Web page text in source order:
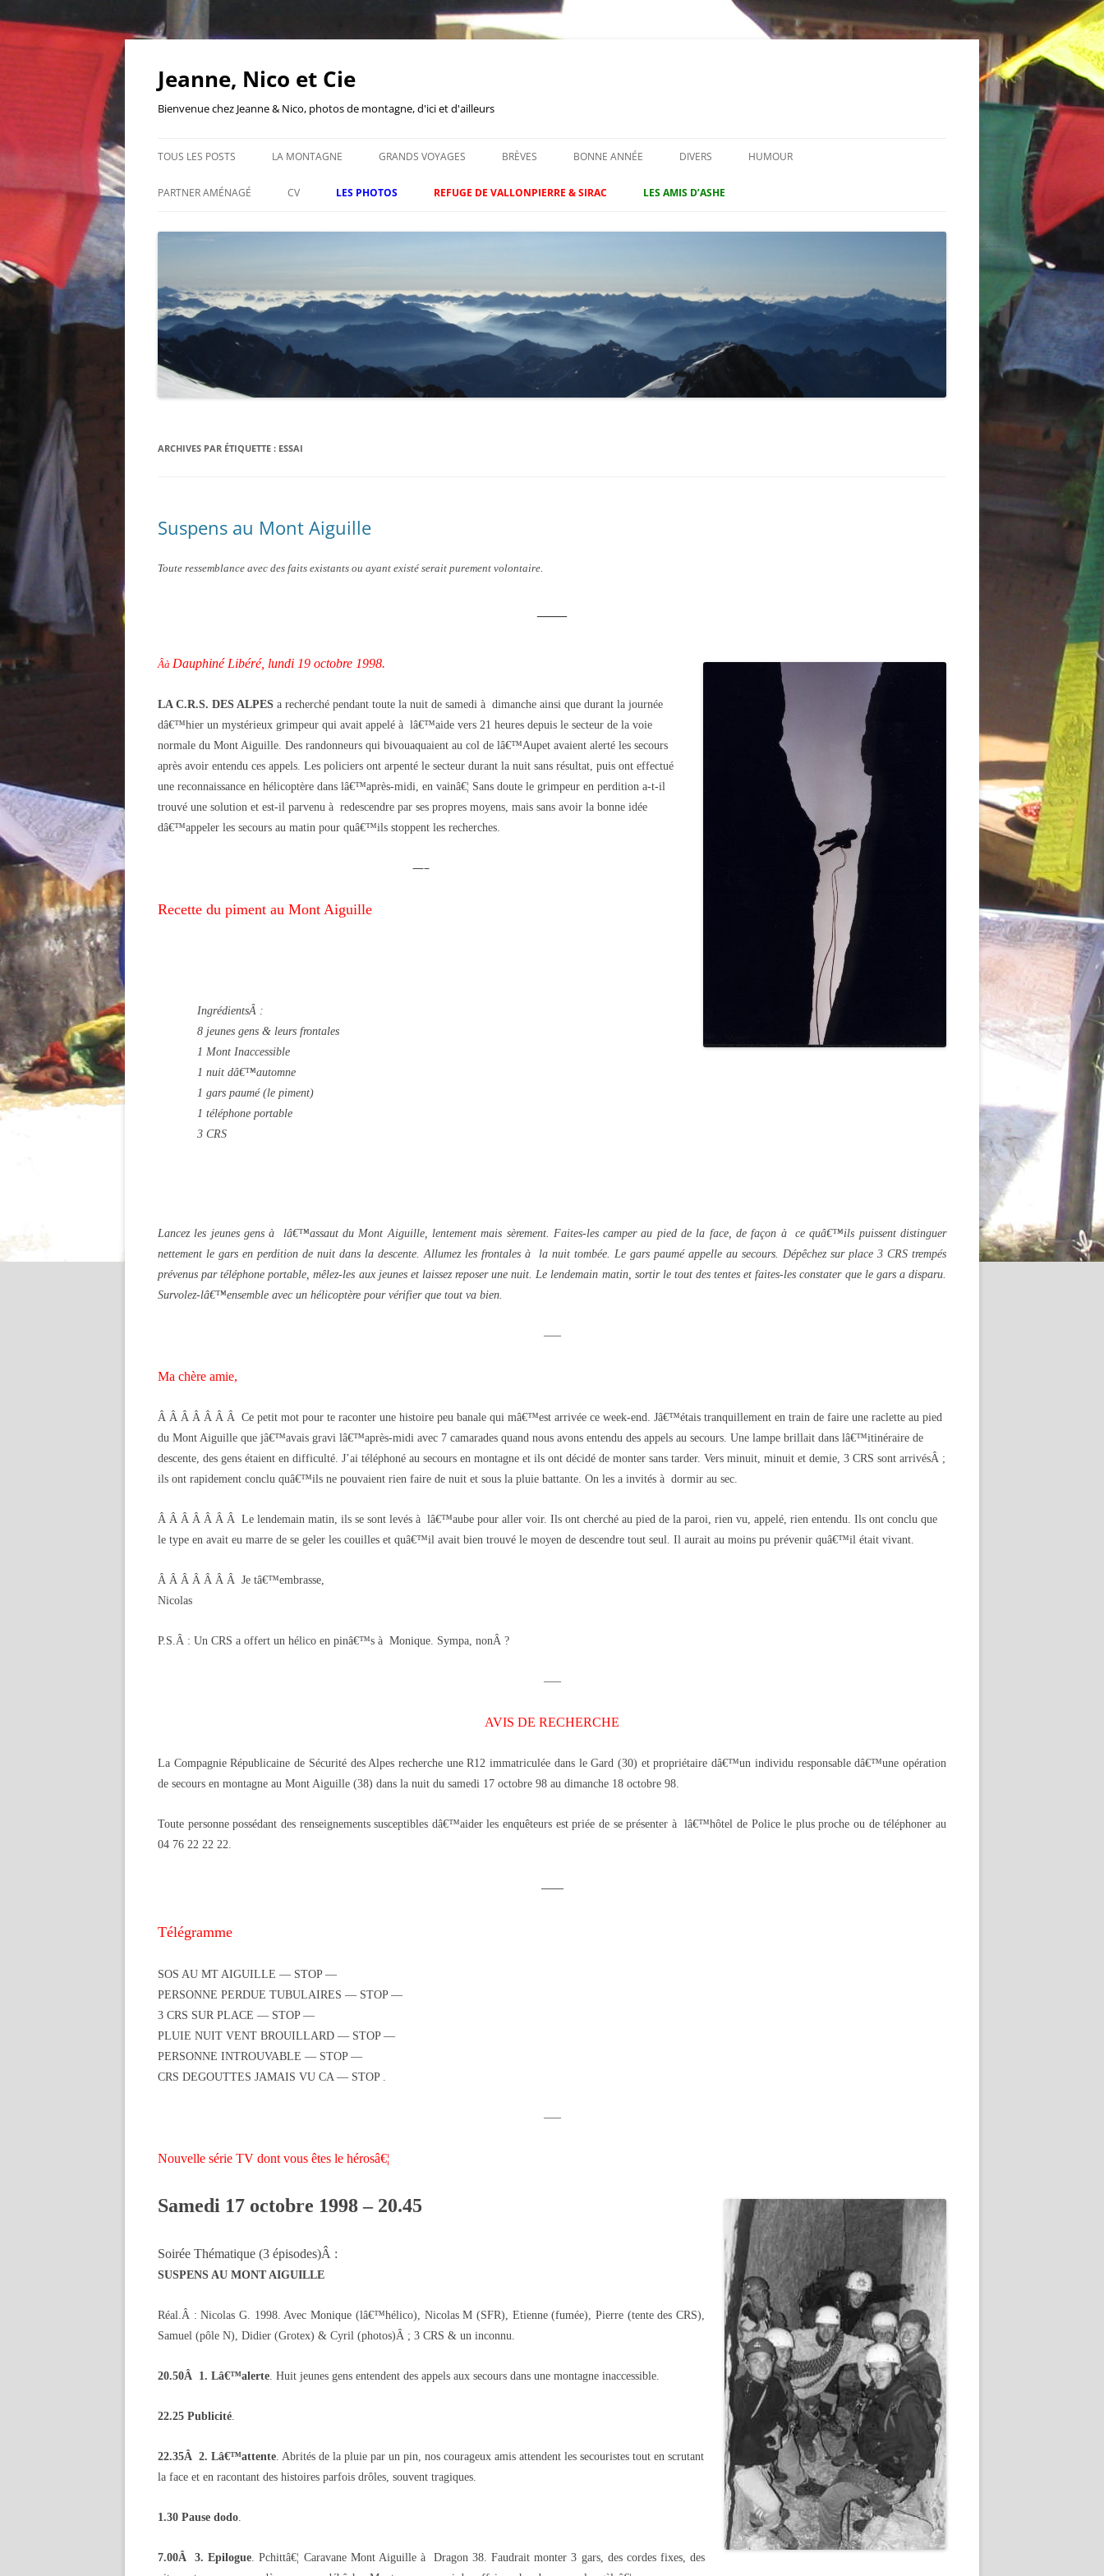
Aller
Jeanne, Nico et Cie
Bienvenue chez Jeanne & Nico, photos de montagne, d'ici et d'ailleurs
TOUS LES POSTS LA MONTAGNE GRANDS VOYAGES BRÈVES BONNE ANNÉE DIVERS HUMOUR
PARTNER AMÉNAGÉ CV LES PHOTOS REFUGE DE VALLONPIERRE & SIRAC LES AMIS D’ASHE
ARCHIVES PAR ÉTIQUETTE : ESSAI
Suspens au Mont Aiguille
Toute ressemblance avec des faits existants ou ayant existé serait purement volontaire.
—–
Âà Dauphiné Libéré, lundi 19 octobre 1998.
LA C.R.S. DES ALPES a recherché pendant toute la nuit de samedi à dimanche ainsi que durant la journée
dâ€™hier un mystérieux grimpeur qui avait appelé à lâ€™aide vers 21 heures depuis le secteur de la voie
normale du Mont Aiguille. Des randonneurs qui bivouaquaient au col de lâ€™Aupet avaient alerté les secours
après avoir entendu ces appels. Les policiers ont arpenté le secteur durant la nuit sans résultat, puis ont effectué
une reconnaissance en hélicoptère dans lâ€™après-midi, en vainâ€¦ Sans doute le grimpeur en perdition a-t-il
trouvé une solution et est-il parvenu à redescendre par ses propres moyens, mais sans avoir la bonne idée
dâ€™appeler les secours au matin pour quâ€™ils stoppent les recherches.
—–
Recette du piment au Mont Aiguille
IngrédientsÂ :
8 jeunes gens & leurs frontales
1 Mont Inaccessible
1 nuit dâ€™automne
1 gars paumé (le piment)
1 téléphone portable
3 CRS
Lancez les jeunes gens à lâ€™assaut du Mont Aiguille, lentement mais sèrement. Faites-les camper au pied de la face, de façon à ce quâ€™ils puissent distinguer
nettement le gars en perdition de nuit dans la descente. Allumez les frontales à la nuit tombée. Le gars paumé appelle au secours. Dépêchez sur place 3 CRS trempés
prévenus par téléphone portable, mêlez-les aux jeunes et laissez reposer une nuit. Le lendemain matin, sortir le tout des tentes et faites-les constater que le gars a disparu.
Survolez-lâ€™ensemble avec un hélicoptère pour vérifier que tout va bien.
—–
Ma chère amie,
Â Â Â Â Â Â Â Ce petit mot pour te raconter une histoire peu banale qui mâ€™est arrivée ce week-end. Jâ€™étais tranquillement en train de faire une raclette au pied
du Mont Aiguille que jâ€™avais gravi lâ€™après-midi avec 7 camarades quand nous avons entendu des appels au secours. Une lampe brillait dans lâ€™itinéraire de
descente, des gens étaient en difficulté. J’ai téléphoné au secours en montagne et ils ont décidé de monter sans tarder. Vers minuit, minuit et demie, 3 CRS sont arrivésÂ ;
ils ont rapidement conclu quâ€™ils ne pouvaient rien faire de nuit et sous la pluie battante. On les a invités à dormir au sec.
Â Â Â Â Â Â Â Le lendemain matin, ils se sont levés à lâ€™aube pour aller voir. Ils ont cherché au pied de la paroi, rien vu, appelé, rien entendu. Ils ont conclu que
le type en avait eu marre de se geler les couilles et quâ€™il avait bien trouvé le moyen de descendre tout seul. Il aurait au moins pu prévenir quâ€™il était vivant.
Â Â Â Â Â Â Â Je tâ€™embrasse,
Nicolas
P.S.Â : Un CRS a offert un hélico en pinâ€™s à Monique. Sympa, nonÂ ?
—–
AVIS DE RECHERCHE
La Compagnie Républicaine de Sécurité des Alpes recherche une R12 immatriculée dans le Gard (30) et propriétaire dâ€™un individu responsable dâ€™une opération
de secours en montagne au Mont Aiguille (38) dans la nuit du samedi 17 octobre 98 au dimanche 18 octobre 98.
Toute personne possédant des renseignements susceptibles dâ€™aider les enquêteurs est priée de se présenter à lâ€™hôtel de Police le plus proche ou de téléphoner au
04 76 22 22 22.
—–
Télégramme
SOS AU MT AIGUILLE — STOP —
PERSONNE PERDUE TUBULAIRES — STOP —
3 CRS SUR PLACE — STOP —
PLUIE NUIT VENT BROUILLARD — STOP —
PERSONNE INTROUVABLE — STOP —
CRS DEGOUTTES JAMAIS VU CA — STOP .
—–
Nouvelle série TV dont vous êtes le hérosâ€¦
Samedi 17 octobre 1998 – 20.45
Soirée Thématique (3 épisodes)Â :
SUSPENS AU MONT AIGUILLE
Réal.Â : Nicolas G. 1998. Avec Monique (lâ€™hélico), Nicolas M (SFR), Etienne (fumée), Pierre (tente des CRS),
Samuel (pôle N), Didier (Grotex) & Cyril (photos)Â ; 3 CRS & un inconnu.
20.50Â 1. Lâ€™alerte. Huit jeunes gens entendent des appels aux secours dans une montagne inaccessible.
22.25 Publicité.
22.35Â 2. Lâ€™attente. Abrités de la pluie par un pin, nos courageux amis attendent les secouristes tout en scrutant
la face et en racontant des histoires parfois drôles, souvent tragiques.
1.30 Pause dodo.
7.00Â 3. Epilogue. Pchittâ€¦ Caravane Mont Aiguille à Dragon 38. Faudrait monter 3 gars, des cordes fixes, des